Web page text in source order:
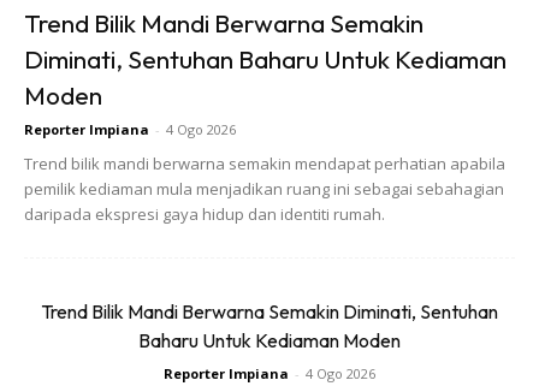
Ads
Trend Bilik Mandi Berwarna Semakin
Diminati, Sentuhan Baharu Untuk Kediaman
Moden
Reporter Impiana - 4 Ogo 2026
Trend bilik mandi berwarna semakin mendapat perhatian apabila
pemilik kediaman mula menjadikan ruang ini sebagai sebahagian
daripada ekspresi gaya hidup dan identiti rumah.
Trend Bilik Mandi Berwarna Semakin Diminati, Sentuhan
Baharu Untuk Kediaman Moden
Reporter Impiana - 4 Ogo 2026